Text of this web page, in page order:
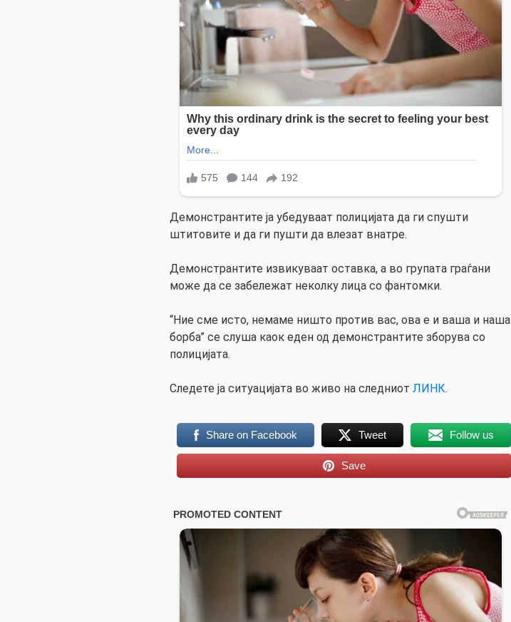
Демонстрантите ја убедуваат полицијата да ги спушти
штитовите и да ги пушти да влезат внатре.
Демонстрантите извикуваат оставка, а во групата граѓани
може да се забележат неколку лица со фантомки.
“Ние сме исто, немаме ништо против вас, ова е и ваша и наша
борба” се слуша каок еден од демонстрантите зборува со
полицијата.
Следете ја ситуацијата во живо на следниот ЛИНК.
Share on Facebook Tweet Follow us
Save